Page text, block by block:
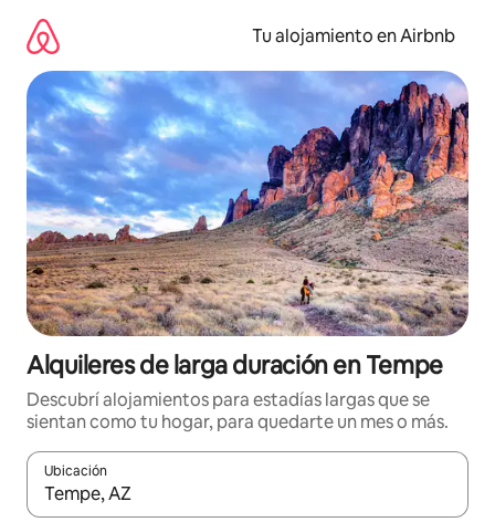
contenido
Tu alojamiento en Airbnb
Alquileres de larga duración en Tempe
Descubrí alojamientos para estadías largas que se
sientan como tu hogar, para quedarte un mes o más.
Ubicación
Cuando los resultados estén disponibles, navegá con las